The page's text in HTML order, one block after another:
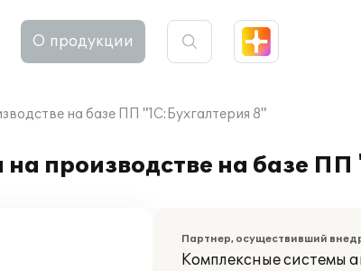
О продукции
на базе ПП "1С:Бухгалтерия 8"
на производстве на базе
Партнер, осуществивший
Комплексные системы